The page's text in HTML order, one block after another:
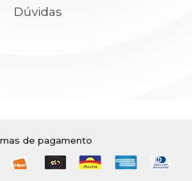
Dúvidas
de pagamento